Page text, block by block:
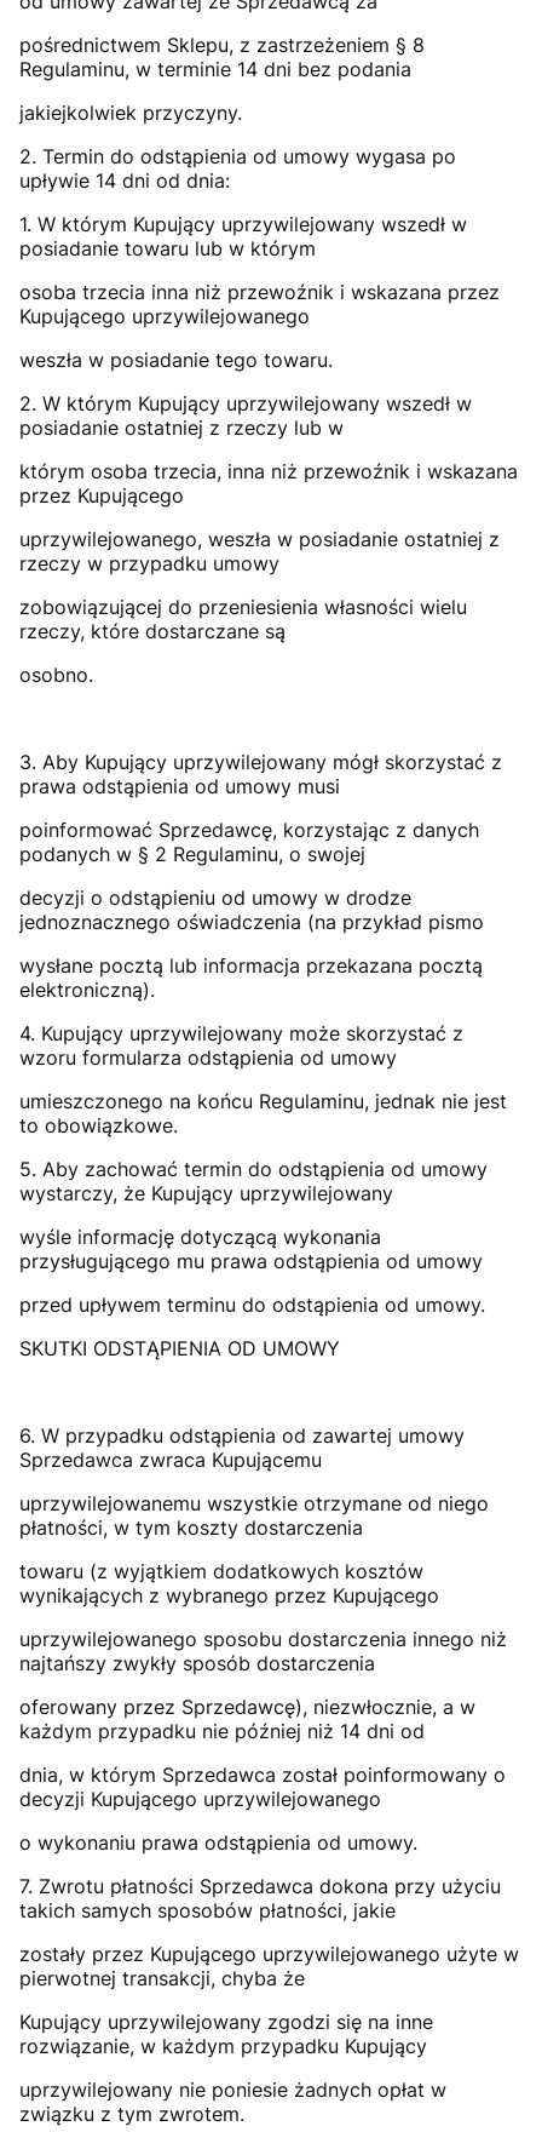
pośrednictwem Sklepu, z zastrzeżeniem § 8
Regulaminu, w terminie 14 dni bez podania
jakiejkolwiek przyczyny.
2. Termin do odstąpienia od umowy wygasa po
upływie 14 dni od dnia:
1. W którym Kupujący uprzywilejowany wszedł w
posiadanie towaru lub w którym
osoba trzecia inna niż przewoźnik i wskazana przez
Kupującego uprzywilejowanego
weszła w posiadanie tego towaru.
2. W którym Kupujący uprzywilejowany wszedł w
posiadanie ostatniej z rzeczy lub w
którym osoba trzecia, inna niż przewoźnik i wskazana
przez Kupującego
uprzywilejowanego, weszła w posiadanie ostatniej z
rzeczy w przypadku umowy
zobowiązującej do przeniesienia własności wielu
rzeczy, które dostarczane są
osobno.
3. Aby Kupujący uprzywilejowany mógł skorzystać z
prawa odstąpienia od umowy musi
poinformować Sprzedawcę, korzystając z danych
podanych w § 2 Regulaminu, o swojej
decyzji o odstąpieniu od umowy w drodze
jednoznacznego oświadczenia (na przykład pismo
wysłane pocztą lub informacja przekazana pocztą
elektroniczną).
4. Kupujący uprzywilejowany może skorzystać z
wzoru formularza odstąpienia od umowy
umieszczonego na końcu Regulaminu, jednak nie jest
to obowiązkowe.
5. Aby zachować termin do odstąpienia od umowy
wystarczy, że Kupujący uprzywilejowany
wyśle informację dotyczącą wykonania
przysługującego mu prawa odstąpienia od umowy
przed upływem terminu do odstąpienia od umowy.
SKUTKI ODSTĄPIENIA OD UMOWY
6. W przypadku odstąpienia od zawartej umowy
Sprzedawca zwraca Kupującemu
uprzywilejowanemu wszystkie otrzymane od niego
płatności, w tym koszty dostarczenia
towaru (z wyjątkiem dodatkowych kosztów
wynikających z wybranego przez Kupującego
uprzywilejowanego sposobu dostarczenia innego niż
najtańszy zwykły sposób dostarczenia
oferowany przez Sprzedawcę), niezwłocznie, a w
każdym przypadku nie później niż 14 dni od
dnia, w którym Sprzedawca został poinformowany o
decyzji Kupującego uprzywilejowanego
o wykonaniu prawa odstąpienia od umowy.
7. Zwrotu płatności Sprzedawca dokona przy użyciu
takich samych sposobów płatności, jakie
zostały przez Kupującego uprzywilejowanego użyte w
pierwotnej transakcji, chyba że
Kupujący uprzywilejowany zgodzi się na inne
rozwiązanie, w każdym przypadku Kupujący
uprzywilejowany nie poniesie żadnych opłat w
związku z tym zwrotem.